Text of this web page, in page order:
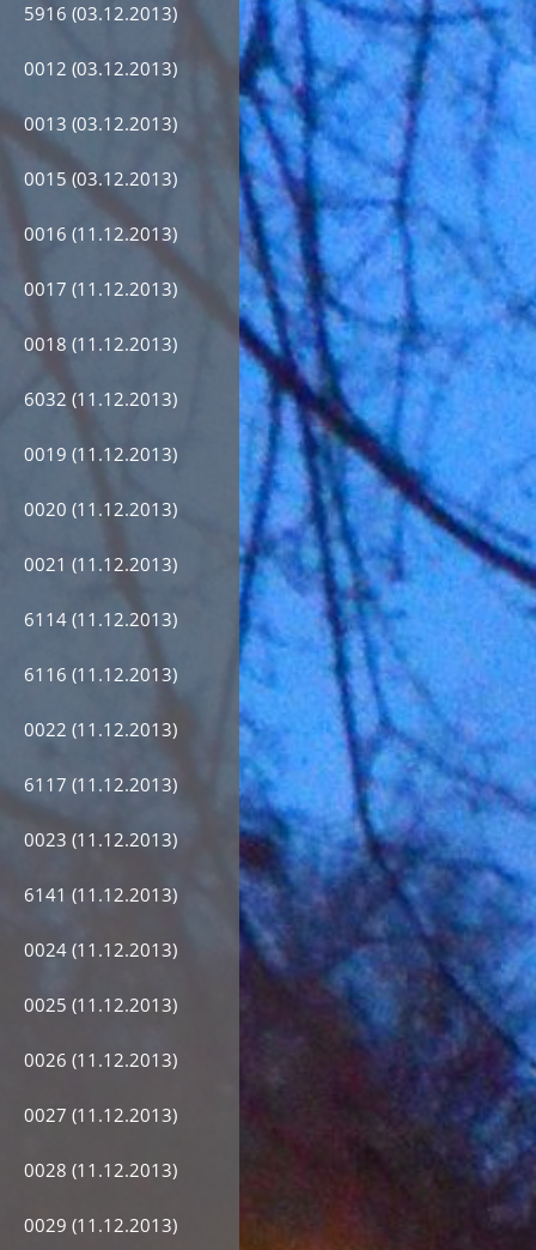
5916 (03.12.2013)
0012 (03.12.2013)
0013 (03.12.2013)
0015 (03.12.2013)
0016 (11.12.2013)
0017 (11.12.2013)
0018 (11.12.2013)
6032 (11.12.2013)
0019 (11.12.2013)
0020 (11.12.2013)
0021 (11.12.2013)
6114 (11.12.2013)
6116 (11.12.2013)
0022 (11.12.2013)
6117 (11.12.2013)
0023 (11.12.2013)
6141 (11.12.2013)
0024 (11.12.2013)
0025 (11.12.2013)
0026 (11.12.2013)
0027 (11.12.2013)
0028 (11.12.2013)
0029 (11.12.2013)